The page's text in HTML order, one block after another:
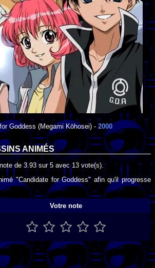
Goddess (Megami Kōhosei) - 2000
ANIMÉS
de 3.93sur5 avec13 vote(s).
"Candidate for Goddess" afin qu'il progresse
Votre note